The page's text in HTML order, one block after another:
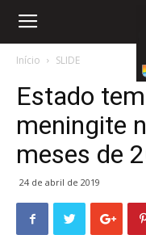
Início SLIDE
Estado
meningite
meses de
24 de abril de 2019